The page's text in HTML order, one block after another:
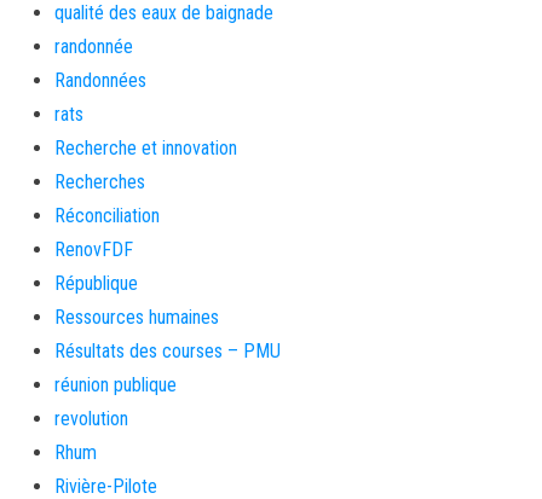
qualité des eaux de baignade
randonnée
Randonnées
rats
Recherche et innovation
Recherches
Réconciliation
RenovFDF
République
Ressources humaines
Résultats des courses – PMU
réunion publique
revolution
Rhum
Rivière-Pilote